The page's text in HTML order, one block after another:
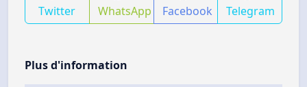
Twitter WhatsApp Facebook Telegram
Plus d'information